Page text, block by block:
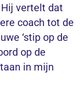
Hij vertelt dat
coach tot de
‘stip op de
op de
in mijn